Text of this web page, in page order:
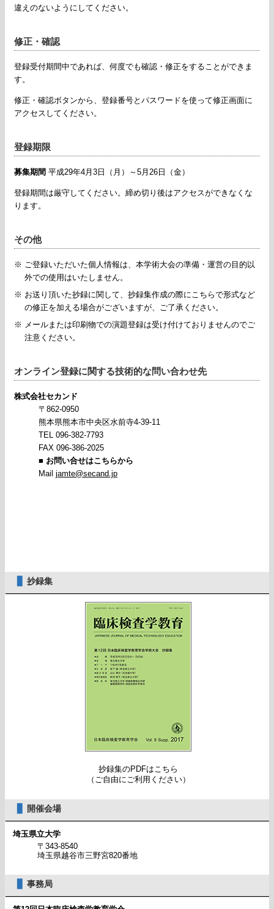
違えのないようにしてください。
修正・確認
登録受付期間中であれば、何度でも確認・修正をすることができま
す。
修正・確認ボタンから、登録番号とパスワードを使って修正画面に
アクセスしてください。
登録期限
募集期間 平成29年4月3日（月）～5月26日（金）
登録期間は厳守してください。締め切り後はアクセスができなくな
ります。
その他
※ ご登録いただいた個人情報は、本学術大会の準備・運営の目的以
外での使用はいたしません。
※ お送り頂いた抄録に関して、抄録集作成の際にこちらで形式など
の修正を加える場合がございますが、ご了承ください。
※ メールまたは印刷物での演題登録は受け付けておりませんのでご
注意ください。
オンライン登録に関する技術的な問い合わせ先
株式会社セカンド
〒862-0950
熊本県熊本市中央区水前寺4-39-11
TEL 096-382-7793
FAX 096-386-2025
■ お問い合せはこちらから
Mail jamte@secand.jp
抄録集
抄録集のPDFはこちら
（ご自由にご利用ください）
開催会場
埼玉県立大学
〒343-8540
埼玉県越谷市三野宮820番地
事務局